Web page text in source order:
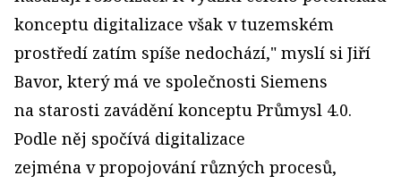
konceptu digitalizace však v tuzemském
prostředí zatím spíše nedochází," myslí si Jiří
Bavor, který má ve společnosti Siemens
na starosti zavádění konceptu Průmysl 4.0.
Podle něj spočívá digitalizace
zejména v propojování různých procesů,